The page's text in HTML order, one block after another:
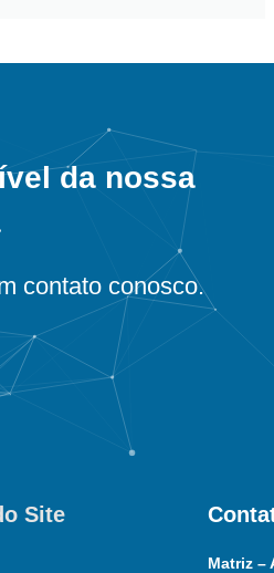
da nossa
contato conosco.
Site
Matriz –